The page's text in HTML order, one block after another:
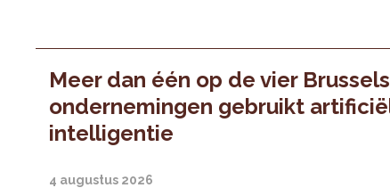
Meer dan één op de vier
ondernemingen gebruikt
intelligentie
4 augustus 2026